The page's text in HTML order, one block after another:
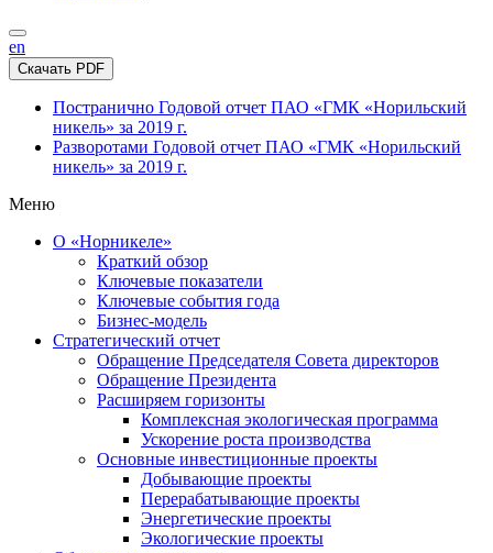
en
Скачать PDF
Постранично Годовой отчет ПАО «ГМК «Норильский
никель» за 2019 г.
Разворотами Годовой отчет ПАО «ГМК «Норильский
никель» за 2019 г.
Меню
О «Норникеле»
Краткий обзор
Ключевые показатели
Ключевые события года
Бизнес-модель
Стратегический отчет
Обращение Председателя Совета директоров
Обращение Президента
Расширяем горизонты
Комплексная экологическая программа
Ускорение роста производства
Основные инвестиционные проекты
Добывающие проекты
Перерабатывающие проекты
Энергетические проекты
Экологические проекты